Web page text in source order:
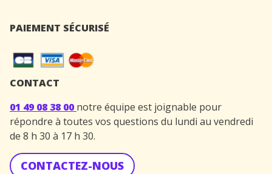
PAIEMENT SÉCURISÉ
CONTACT
01 49 08 38 00 notre équipe est joignable pour
répondre à toutes vos questions du lundi au vendredi
de 8 h 30 à 17 h 30.
CONTACTEZ-NOUS